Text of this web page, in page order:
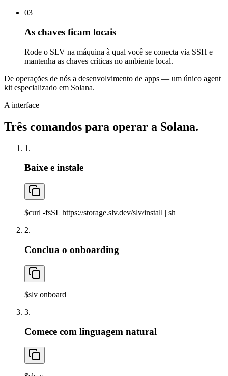
03
As chaves ficam locais
Rode o SLV na máquina à qual você se conecta via SSH e
mantenha as chaves críticas no ambiente local.
De operações de nós a desenvolvimento de apps — um único agent
kit especializado em Solana.
A interface
Três comandos para operar a Solana.
1.
Baixe e instale
$curl -fsSL https://storage.slv.dev/slv/install | sh
2.
Conclua o onboarding
$slv onboard
3.
Comece com linguagem natural